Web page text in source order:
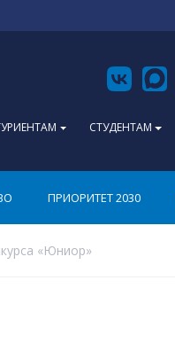
СТУДЕНТАМ
ПРИОРИТЕТ 2030
«Юниор»